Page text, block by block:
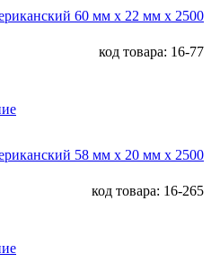
60 мм х 22 мм х 2500
код товара: 16-77
58 мм х 20 мм х 2500
код товара: 16-265